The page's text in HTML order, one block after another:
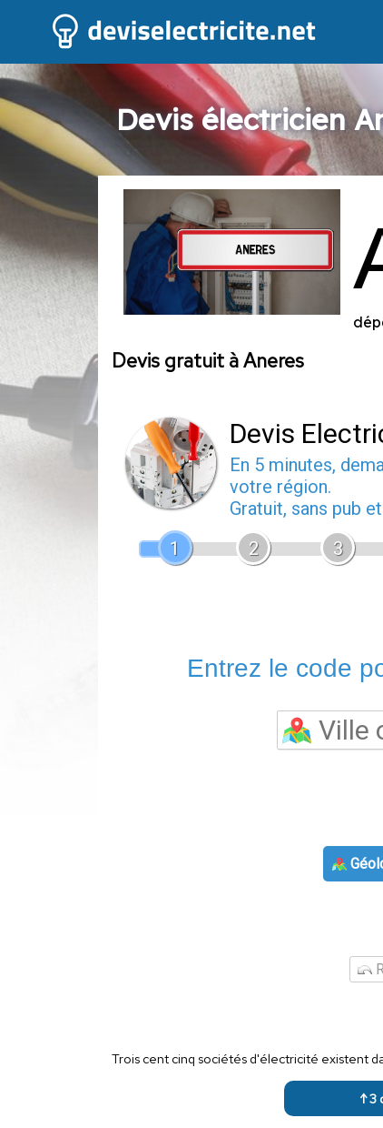
Devis électricien
Devis gratuit à Aneres
Devis
En 5 minutes,
votre région.
Gratuit, sans pub
1
2 3
Entrez le code
Trois cent cinq sociétés d'électricité existent
↑ 3